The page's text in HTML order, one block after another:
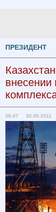
ПРЕЗИДЕНТ
внесении
09:47 30.06.2011